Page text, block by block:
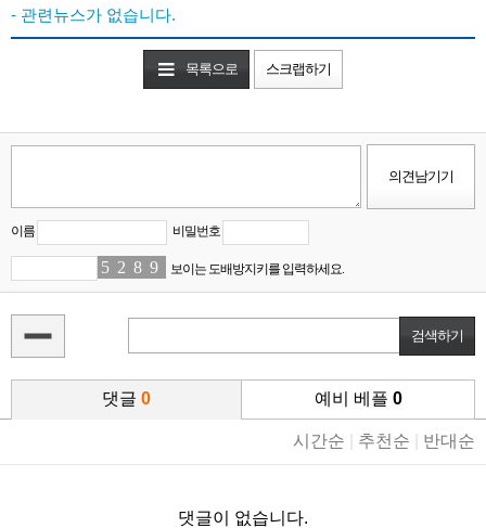
- 관련뉴스가 없습니다.
목록으로 스크랩하기
이름 비밀번호
58 2 87 97 보이는 도배방지키를 입력하세요.
댓글 0 예비 베플 0
시간순 추천순 반대순
댓글이 없습니다.